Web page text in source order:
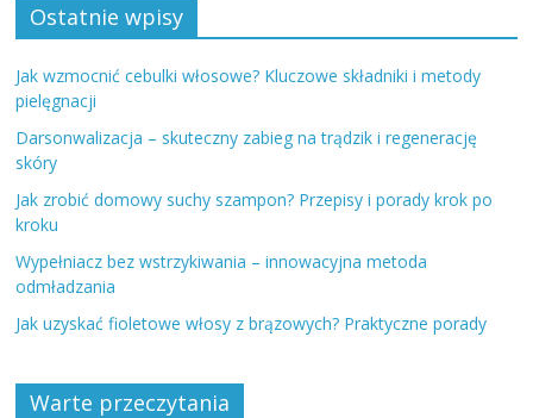
Ostatnie wpisy
Jak wzmocnić cebulki włosowe? Kluczowe składniki i metody
pielęgnacji
Darsonwalizacja – skuteczny zabieg na trądzik i regenerację
skóry
Jak zrobić domowy suchy szampon? Przepisy i porady krok po
kroku
Wypełniacz bez wstrzykiwania – innowacyjna metoda
odmładzania
Jak uzyskać fioletowe włosy z brązowych? Praktyczne porady
Warte przeczytania